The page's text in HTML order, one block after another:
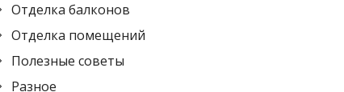
Отделка балконов
Отделка помещений
Полезные советы
Разное